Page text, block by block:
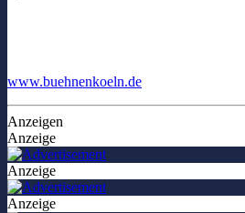
www.buehnenkoeln.de
Anzeigen
Anzeige
Anzeige
Anzeige